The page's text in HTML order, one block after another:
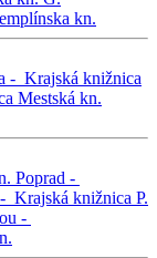
kn.
- Krajská knižnica
Mestská kn.
Poprad -
Krajská knižnica P.
-